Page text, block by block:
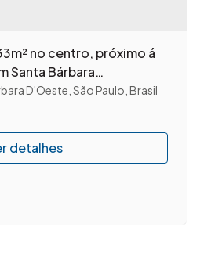
no centro, próximo á
Santa Bárbara
D'Oeste São Paulo Brasil